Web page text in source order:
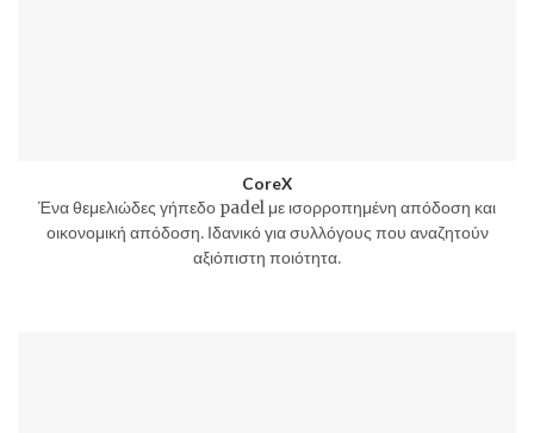
CoreX
Ένα θεμελιώδες γήπεδο padel με ισορροπημένη απόδοση και
οικονομική απόδοση. Ιδανικό για συλλόγους που αναζητούν
αξιόπιστη ποιότητα.